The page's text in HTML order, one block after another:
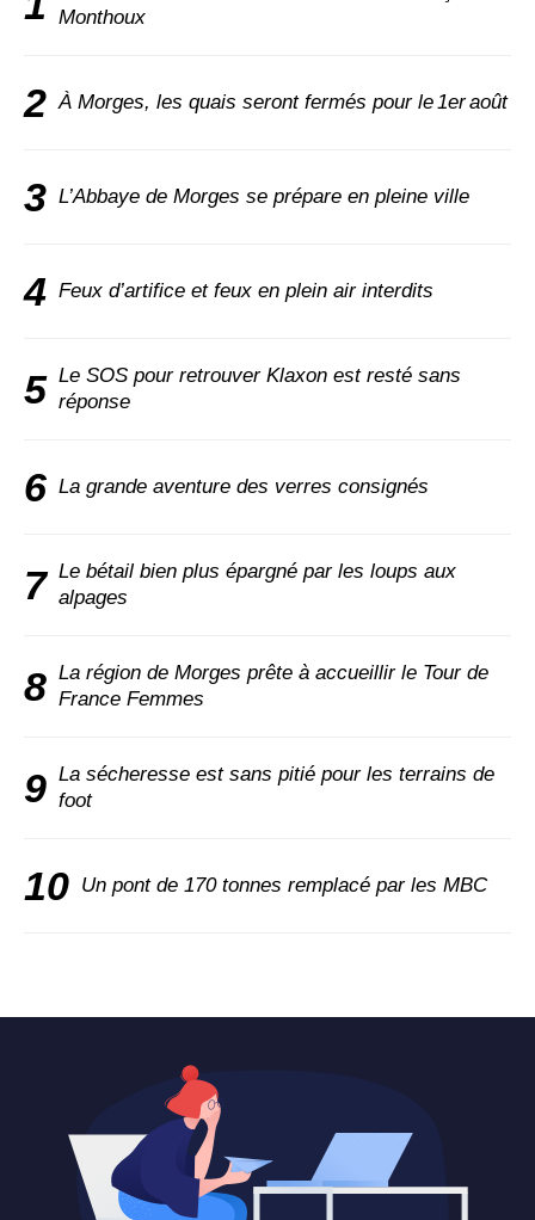
Monthoux
2 À Morges, les quais seront fermés pour le 1er août
3 L’Abbaye de Morges se prépare en pleine ville
4 Feux d’artifice et feux en plein air interdits
5 Le SOS pour retrouver Klaxon est resté sans
réponse
6 La grande aventure des verres consignés
7 Le bétail bien plus épargné par les loups aux
alpages
8 La région de Morges prête à accueillir le Tour de
France Femmes
9 La sécheresse est sans pitié pour les terrains de
foot
10 Un pont de 170 tonnes remplacé par les MBC